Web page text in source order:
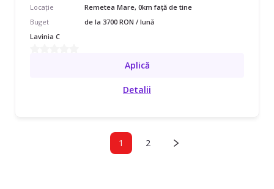
Locație
Remetea Mare, 0km față de tine
Buget
de la 3700 RON / lună
Lavinia C
Aplică
Detalii
1 2